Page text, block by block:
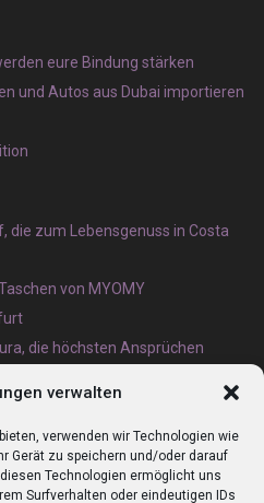
verwalten
verwenden wir Technologien wie
Gerät zu speichern und/oder darauf
Technologien ermöglicht uns
Surfverhalten oder eindeutigen IDs
eure Bindung stärken
und Autos aus Dubai importieren
die zum Lebensgenuss in Costa
von MYOMY
die höchsten Ansprüchen
heute als morgen erledigen